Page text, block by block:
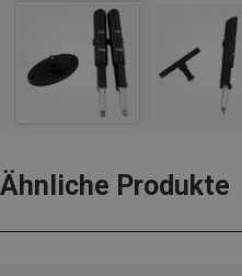
Ähnliche Produkte